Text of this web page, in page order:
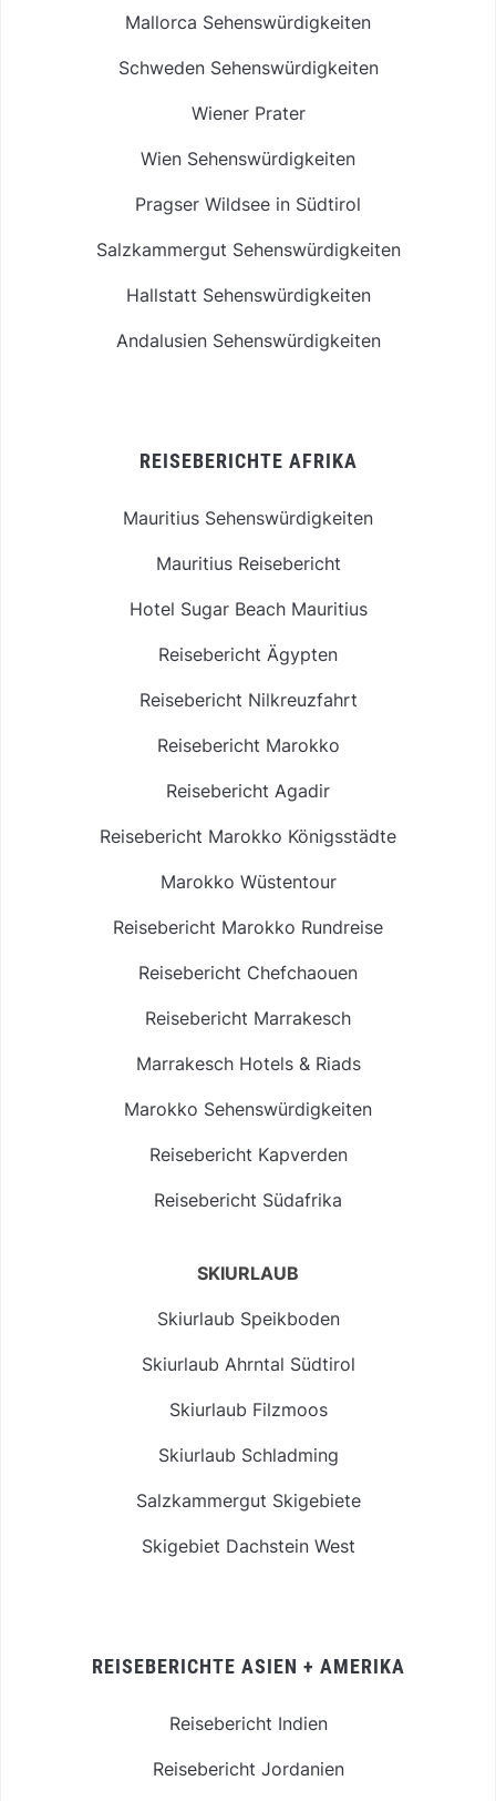
Mallorca Sehenswürdigkeiten
Schweden Sehenswürdigkeiten
Wiener Prater
Wien Sehenswürdigkeiten
Pragser Wildsee in Südtirol
Salzkammergut Sehenswürdigkeiten
Hallstatt Sehenswürdigkeiten
Andalusien Sehenswürdigkeiten
REISEBERICHTE AFRIKA
Mauritius Sehenswürdigkeiten
Mauritius Reisebericht
Hotel Sugar Beach Mauritius
Reisebericht Ägypten
Reisebericht Nilkreuzfahrt
Reisebericht Marokko
Reisebericht Agadir
Reisebericht Marokko Königsstädte
Marokko Wüstentour
Reisebericht Marokko Rundreise
Reisebericht Chefchaouen
Reisebericht Marrakesch
Marrakesch Hotels & Riads
Marokko Sehenswürdigkeiten
Reisebericht Kapverden
Reisebericht Südafrika
SKIURLAUB
Skiurlaub Speikboden
Skiurlaub Ahrntal Südtirol
Skiurlaub Filzmoos
Skiurlaub Schladming
Salzkammergut Skigebiete
Skigebiet Dachstein West
REISEBERICHTE ASIEN + AMERIKA
Reisebericht Indien
Reisebericht Jordanien